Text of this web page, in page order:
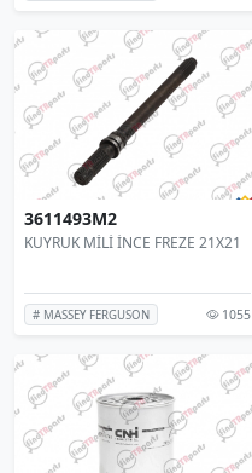
3611493M2
KUYRUK MİLİ İNCE FREZE 21X21
# MASSEY FERGUSON 1055